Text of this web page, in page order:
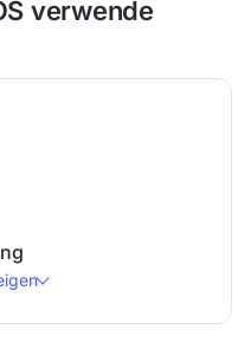
verwende